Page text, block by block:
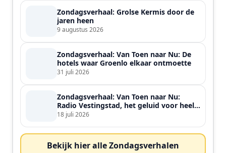
Zondagsverhaal: Grolse Kermis door de
jaren heen
9 augustus 2026
Zondagsverhaal: Van Toen naar Nu: De
hotels waar Groenlo elkaar ontmoette
31 juli 2026
Zondagsverhaal: Van Toen naar Nu:
Radio Vestingstad, het geluid voor heel
de streek
18 juli 2026
Bekijk hier alle Zondagsverhalen